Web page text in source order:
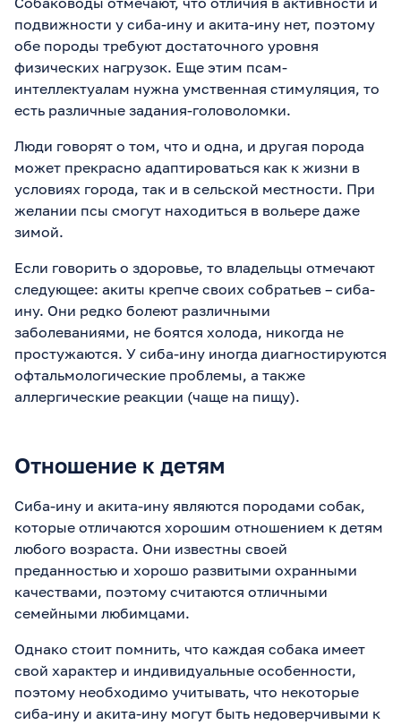
подвижности у сиба-ину и акита-ину нет, поэтому
обе породы требуют достаточного уровня
физических нагрузок. Еще этим псам-
интеллектуалам нужна умственная стимуляция, то
есть различные задания-головоломки.
Люди говорят о том, что и одна, и другая порода
может прекрасно адаптироваться как к жизни в
условиях города, так и в сельской местности. При
желании псы смогут находиться в вольере даже
зимой.
Если говорить о здоровье, то владельцы отмечают
следующее: акиты крепче своих собратьев – сиба-
ину. Они редко болеют различными
заболеваниями, не боятся холода, никогда не
простужаются. У сиба-ину иногда диагностируются
офтальмологические проблемы, а также
аллергические реакции (чаще на пищу).
Отношение к детям
Сиба-ину и акита-ину являются породами собак,
которые отличаются хорошим отношением к детям
любого возраста. Они известны своей
преданностью и хорошо развитыми охранными
качествами, поэтому считаются отличными
семейными любимцами.
Однако стоит помнить, что каждая собака имеет
свой характер и индивидуальные особенности,
поэтому необходимо учитывать, что некоторые
сиба-ину и акита-ину могут быть недоверчивыми к